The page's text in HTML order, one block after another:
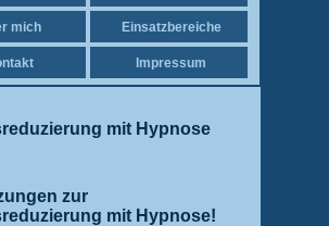
mich Einsatzbereiche
Impressum
mit Hypnose
zur
mit Hypnose!